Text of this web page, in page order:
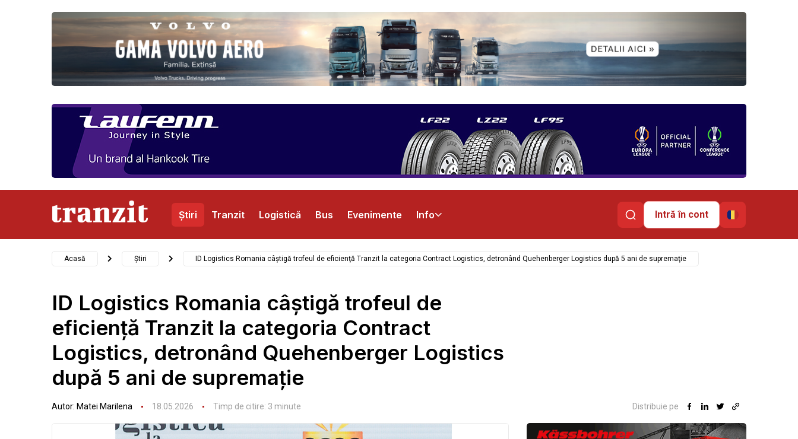
Știri Tranzit Logistică Bus Evenimente Info
Abonamente Publicitate Contact
Intră în cont
Acasă Știri ID Logistics Romania câştigă trofeul de eficienţă Tranzit la categoria Contract Logistics, detronând Quehenberger Logistics după 5 ani de supremaţie
ID Logistics Romania câştigă trofeul de
eficienţă Tranzit la categoria Contract
Logistics, detronând Quehenberger Logistics
după 5 ani de supremaţie
Autor: Matei Marilena 18.05.2026 Timp de citire: 3 minute Distribuie pe